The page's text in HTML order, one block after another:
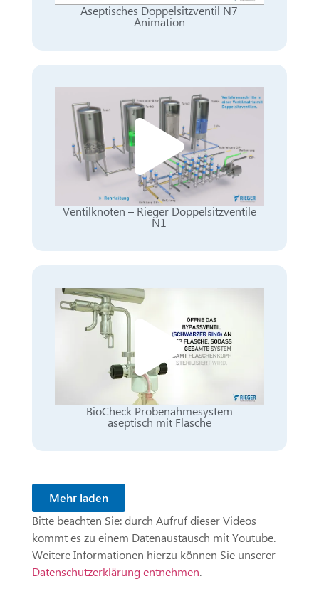
Aseptisches Doppelsitzventil N7
Animation
Ventilknoten – Rieger Doppelsitzventile
N1
BioCheck Probenahmesystem
aseptisch mit Flasche
Mehr laden
Bitte beachten Sie: durch Aufruf dieser Videos
kommt es zu einem Datenaustausch mit Youtube.
Weitere Informationen hierzu können Sie unserer
Datenschutzerklärung entnehmen.